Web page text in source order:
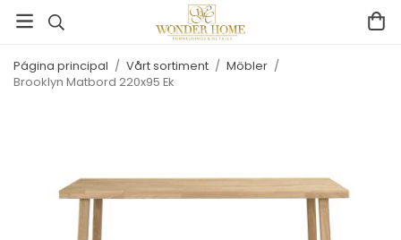
Página principal / Vårt sortiment / Möbler /
Brooklyn Matbord 220x95 Ek